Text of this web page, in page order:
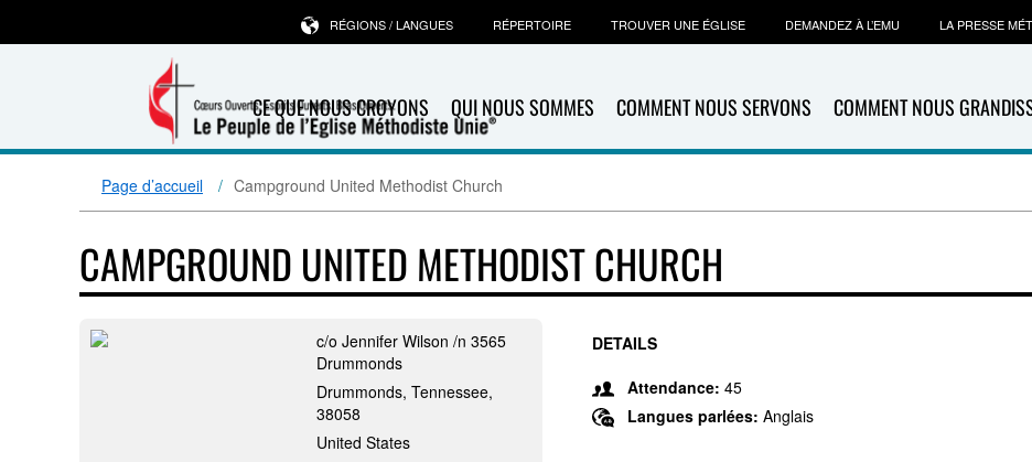
CE QUE NOUS CROYONS QUI NOUS SOMMES COMMENT NOUS SERVONS COMMENT NOUS
RÉGIONS / LANGUES RÉPERTOIRE TROUVER UNE ÉGLISE DEMANDEZ À L’EMU LA PRESSE
Page d’accueil Campground United Methodist Church
CAMPGROUND UNITED METHODIST CHURCH
c/o Jennifer Wilson /n 3565
Drummonds
Drummonds, Tennessee,
38058
United States
DETAILS
Attendance: 45
Langues parlées: Anglais